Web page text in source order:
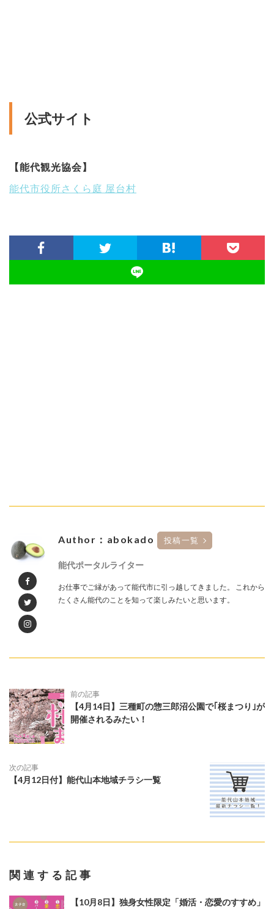
公式サイト
【能代観光協会】
能代市役所さくら庭 屋台村
Author：abokado 投稿一覧
能代ポータルライター
お仕事でご縁があって能代市に引っ越してきました。 これから
たくさん能代のことを知って楽しみたいと思います。
前の記事
【4月14日】三種町の惣三郎沼公園で｢桜まつり｣が
開催されるみたい！
次の記事
【4月12日付】能代山本地域チラシ一覧
関連する記事
【10月8日】独身女性限定「婚活・恋愛のすすめ」